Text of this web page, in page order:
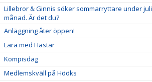
Lillebror & Ginnis söker sommarryttare under juli
månad. Är det du?
Anläggning åter öppen!
Lära med Hästar
Kompisdag
Medlemskväll på Hööks